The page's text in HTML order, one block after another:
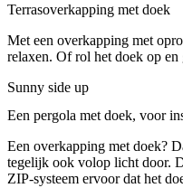
Terrasoverkapping met doek
Met een overkapping met
relaxen. Of rol het doek op
Sunny side up
Een pergola met doek, voor
Een overkapping met doek?
tegelijk ook volop licht door.
ZIP-systeem ervoor dat het